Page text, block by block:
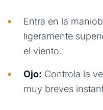
Entra en la
ligeramente
el viento.
Ojo: Controla la
muy breves